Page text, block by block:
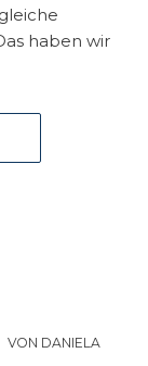
haben wir
VON DANIELA